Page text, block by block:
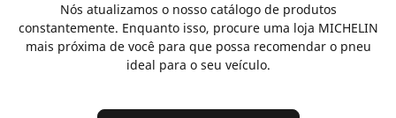
Nós atualizamos o nosso catálogo de produtos
constantemente. Enquanto isso, procure uma loja MICHELIN
mais próxima de você para que possa recomendar o pneu
ideal para o seu veículo.